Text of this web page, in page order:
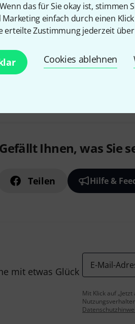
das für Sie okay ist, stimmen
einfach durch einen Klick
erteilte Zustimmung jederzeit
Cookies ablehnen
In 3–4 Wochen
Gefällt Ihnen, was Sie
Teilen Hilfe &
mit etwas Glück
E-Mail-
Mit Klick auf